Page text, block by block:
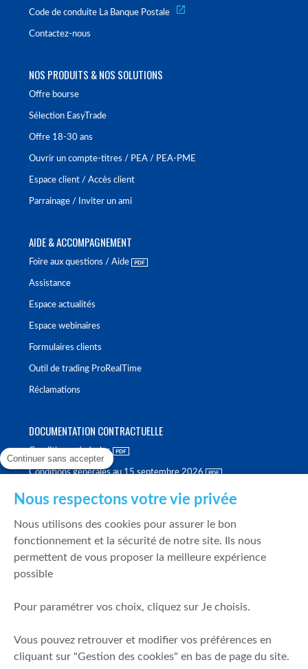
Code de conduite La Banque Postale
Contactez-nous
NOS PRODUITS & NOS SOLUTIONS
Offre bourse
Sélection EasyTrade
Offre 18-30 ans
Ouvrir un compte-titres / PEA / PEA-PME
Espace client / Accès client
Parrainage / Inviter un ami
AIDE & ACCOMPAGNEMENT
Foire aux questions / Aide
Assistance
Espace actualités
Espace webinaires
Formulaires clients
Outil de trading ProRealTime
Réclamations
DOCUMENTATION CONTRACTUELLE
Conditions générales
Conditions générales au 15 septembre 2026
Politique de meilleure sélection
Politique de durabilité
Fonds de garantie des dépôts et de résolution
Mentions légales
Prévention de la fraude
Continuer sans accepter
Nous respectons votre vie privée
Nous utilisons des cookies pour assurer le bon
fonctionnement et la sécurité de notre site. Ils nous
permettent de vous proposer la meilleure expérience
possible
Pour paramétrer vos choix, cliquez sur Je choisis.
Vous pouvez retrouver et modifier vos préférences en
cliquant sur "Gestion des cookies" en bas de page du site.